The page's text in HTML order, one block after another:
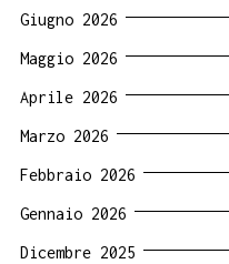
Giugno 2026
Maggio 2026
Aprile 2026
Marzo 2026
Febbraio 2026
Gennaio 2026
Dicembre 2025